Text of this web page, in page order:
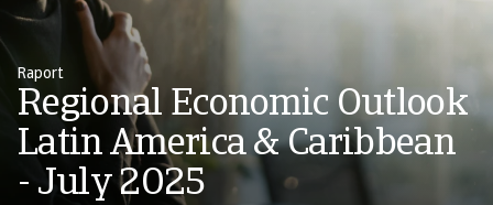
Raport
Regional Economic Outlook
Latin America & Caribbean
- July 2025